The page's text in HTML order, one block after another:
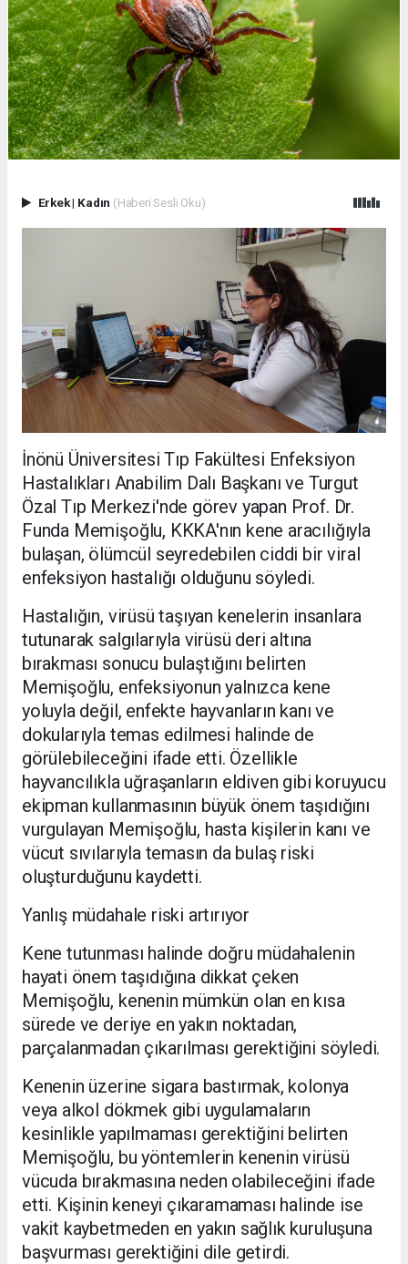
Erkek| Kadın (Haberi Sesli Oku)
İnönü Üniversitesi Tıp Fakültesi Enfeksiyon
Hastalıkları Anabilim Dalı Başkanı ve Turgut
Özal Tıp Merkezi'nde görev yapan Prof. Dr.
Funda Memişoğlu, KKKA'nın kene aracılığıyla
bulaşan, ölümcül seyredebilen ciddi bir viral
enfeksiyon hastalığı olduğunu söyledi.
Hastalığın, virüsü taşıyan kenelerin insanlara
tutunarak salgılarıyla virüsü deri altına
bırakması sonucu bulaştığını belirten
Memişoğlu, enfeksiyonun yalnızca kene
yoluyla değil, enfekte hayvanların kanı ve
dokularıyla temas edilmesi halinde de
görülebileceğini ifade etti. Özellikle
hayvancılıkla uğraşanların eldiven gibi koruyucu
ekipman kullanmasının büyük önem taşıdığını
vurgulayan Memişoğlu, hasta kişilerin kanı ve
vücut sıvılarıyla temasın da bulaş riski
oluşturduğunu kaydetti.
Yanlış müdahale riski artırıyor
Kene tutunması halinde doğru müdahalenin
hayati önem taşıdığına dikkat çeken
Memişoğlu, kenenin mümkün olan en kısa
sürede ve deriye en yakın noktadan,
parçalanmadan çıkarılması gerektiğini söyledi.
Kenenin üzerine sigara bastırmak, kolonya
veya alkol dökmek gibi uygulamaların
kesinlikle yapılmaması gerektiğini belirten
Memişoğlu, bu yöntemlerin kenenin virüsü
vücuda bırakmasına neden olabileceğini ifade
etti. Kişinin keneyi çıkaramaması halinde ise
vakit kaybetmeden en yakın sağlık kuruluşuna
başvurması gerektiğini dile getirdi.